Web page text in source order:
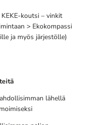
koutsi – vinkit
> Ekokompassi
ja myös järjestölle)
lähellä